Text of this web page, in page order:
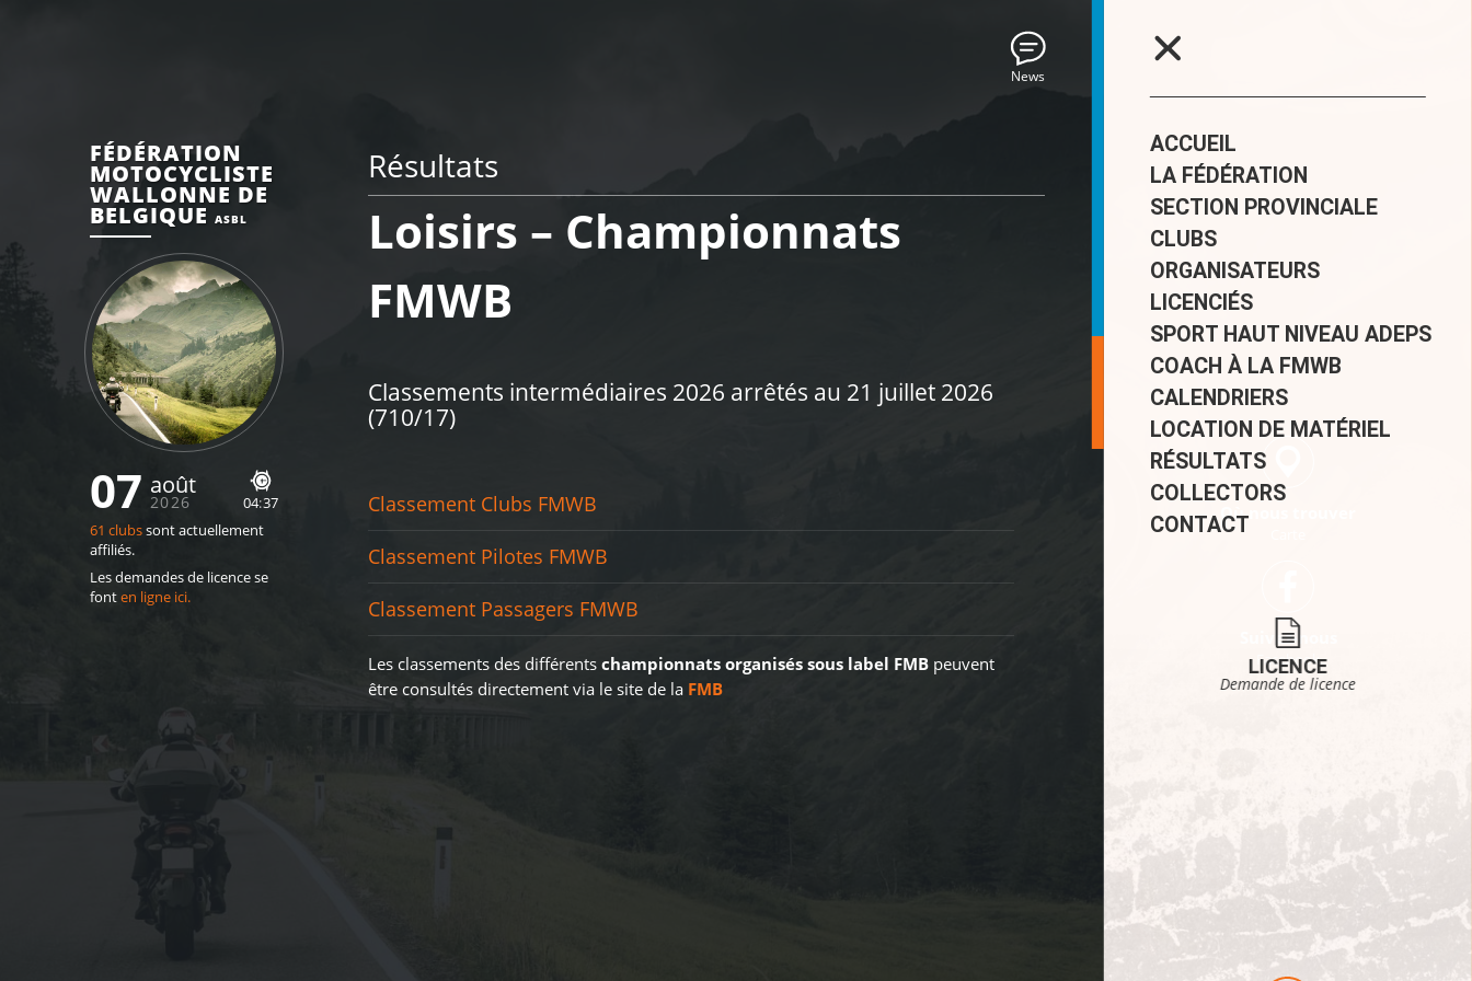
News
ACCUEIL
LA FÉDÉRATION
SECTION PROVINCIALE
CLUBS
ORGANISATEURS
LICENCIÉS
SPORT HAUT NIVEAU ADEPS
COACH À LA FMWB
CALENDRIERS
LOCATION DE MATÉRIEL
RÉSULTATS
COLLECTORS
CONTACT
LICENCE
Demande de licence
FÉDÉRATION
MOTOCYCLISTE
WALLONNE DE
BELGIQUE ASBL
07 août
2026 04:37
61 clubssont actuellement
affiliés.
Les demandes de licence se
fonten ligne ici.
Résultats
Loisirs – Championnats
FMWB
Classements intermédiaires 2026 arrêtés au 21 juillet 2026
(710/17)
Classement Clubs FMWB
Classement Pilotes FMWB
Classement Passagers FMWB
Les classements des différentschampionnats organisés sous label FMB peuvent
être consultés directement via le site de la FMB
Où nous trouver
Suivez-nous
Facebook